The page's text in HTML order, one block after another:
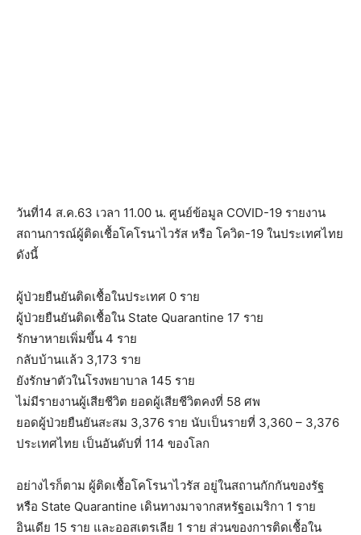
วันที่14 ส.ค.63 เวลา 11.00 น. ศูนย์ข้อมูล COVID-19 รายงาน
สถานการณ์ผู้ติดเชื้อโคโรนาไวรัส หรือ โควิด-19 ในประเทศไทย
ดังนี้
ผู้ป่วยยืนยันติดเชื้อในประเทศ 0 ราย
ผู้ป่วยยืนยันติดเชื้อใน State Quarantine 17 ราย
รักษาหายเพิ่มขึ้น 4 ราย
กลับบ้านแล้ว 3,173 ราย
ยังรักษาตัวในโรงพยาบาล 145 ราย
ไม่มีรายงานผู้เสียชีวิต ยอดผู้เสียชีวิตคงที่ 58 ศพ
ยอดผู้ป่วยยืนยันสะสม 3,376 ราย นับเป็นรายที่ 3,360 – 3,376
ประเทศไทย เป็นอันดับที่ 114 ของโลก
อย่างไรก็ตาม ผู้ติดเชื้อโคโรนาไวรัส อยู่ในสถานกักกันของรัฐ
หรือ State Quarantine เดินทางมาจากสหรัฐอเมริกา 1 ราย
อินเดีย 15 ราย และออสเตรเลีย 1 ราย ส่วนของการติดเชื้อใน